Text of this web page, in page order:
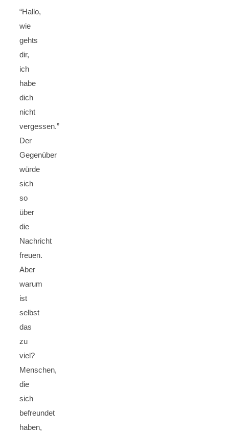
“Hallo,
wie
gehts
dir,
ich
habe
dich
nicht
vergessen.”
Der
Gegenüber
würde
sich
so
über
die
Nachricht
freuen.
Aber
warum
ist
selbst
das
zu
viel?
Menschen,
die
sich
befreundet
haben,